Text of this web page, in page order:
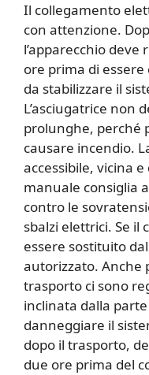
Il collegamento
con attenzione.
l’apparecchio
ore prima di
da stabilizzare il
L’asciugatrice non
prolunghe, perché
causare incendio.
accessibile, vicina
manuale consiglia
contro le
sbalzi elettrici. Se il
essere sostituito
autorizzato. Anche
trasporto ci sono
inclinata dalla
danneggiare il
dopo il trasporto,
due ore prima del